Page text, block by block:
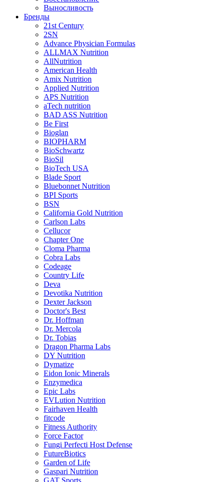
Выносливость
Бренды
21st Century
2SN
Advance Physician Formulas
ALLMAX Nutrition
AllNutrition
American Health
Amix Nutrition
Applied Nutrition
APS Nutrition
aTech nutrition
BAD ASS Nutrition
Be First
Bioglan
BIOPHARM
BioSchwartz
BioSil
BioTech USA
Blade Sport
Bluebonnet Nutrition
BPI Sports
BSN
California Gold Nutrition
Carlson Labs
Cellucor
Chapter One
Cloma Pharma
Cobra Labs
Codeage
Country Life
Deva
Devotika Nutrition
Dexter Jackson
Doctor's Best
Dr. Hoffman
Dr. Mercola
Dr. Tobias
Dragon Pharma Labs
DY Nutrition
Dymatize
Eidon Ionic Minerals
Enzymedica
Epic Labs
EVLution Nutrition
Fairhaven Health
fitcode
Fitness Authority
Force Factor
Fungi Perfecti Host Defense
FutureBiotics
Garden of Life
Gaspari Nutrition
GAT Sports